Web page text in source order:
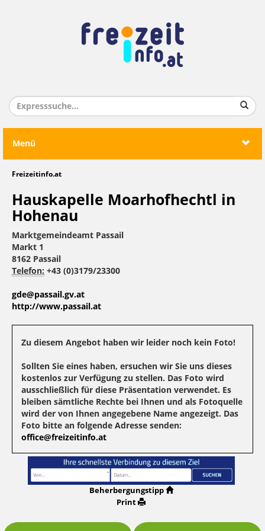
Menü
Freizeitinfo.at
Hauskapelle Moarhofhechtl in
Hohenau
Marktgemeindeamt Passail
Markt 1
8162 Passail
Telefon: +43 (0)3179/23300
gde@passail.gv.at
http://www.passail.at
Zu diesem Angebot haben wir leider noch kein Foto!
Sollten Sie eines haben, ersuchen wir Sie uns dieses
kostenlos zur Verfügung zu stellen. Das Foto wird
ausschließlich für diese Präsentation verwendet. Es
bleiben sämtliche Rechte bei Ihnen und als Fotoquelle
wird der von Ihnen angegebene Name angezeigt. Das
Foto bitte an folgende Adresse senden:
office@freizeitinfo.at
Beherbergungstipp
Print